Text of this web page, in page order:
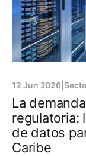
12 Jun 2026 |
La
regulatoria:
de datos
Caribe